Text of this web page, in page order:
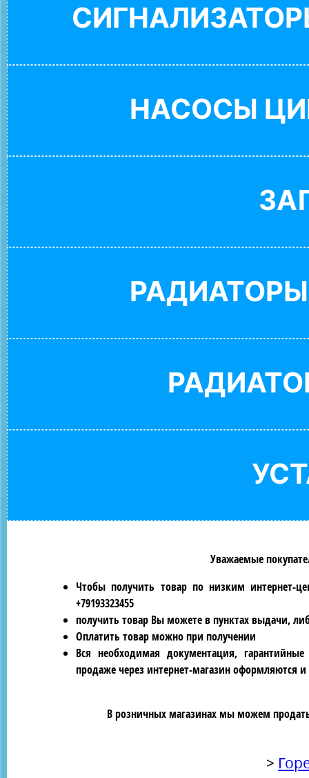
НАСОСЫ
Уважаемые
Чтобы получить товар по низким интернет-
+79193323455
получить товар Вы можете в пунктах выдачи,
Оплатить товар можно при получении
Вся необходимая документация,
продаже через интернет-магазин оформляются
В розничных магазинах мы можем
>